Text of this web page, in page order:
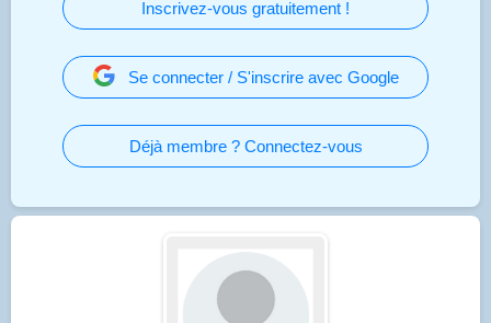
Inscrivez-vous gratuitement !
Se connecter / S'inscrire avec Google
Déjà membre ? Connectez-vous